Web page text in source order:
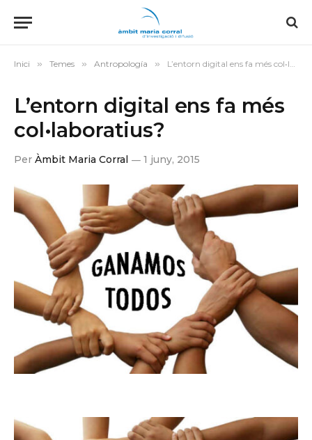
Inici » Temes » Antropología » L’entorn digital ens fa més col•laboratius?
L’entorn digital ens fa més
col•laboratius?
Per Àmbit Maria Corral 1 juny, 2015